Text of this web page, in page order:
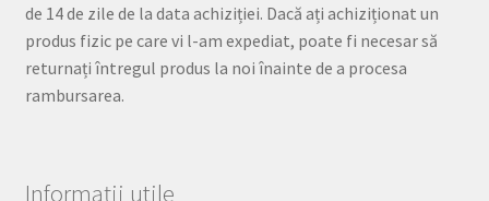
de 14 de zile de la data achiziției. Dacă ați achiziționat un
produs fizic pe care vi l-am expediat, poate fi necesar să
returnați întregul produs la noi înainte de a procesa
rambursarea.
Informații utile